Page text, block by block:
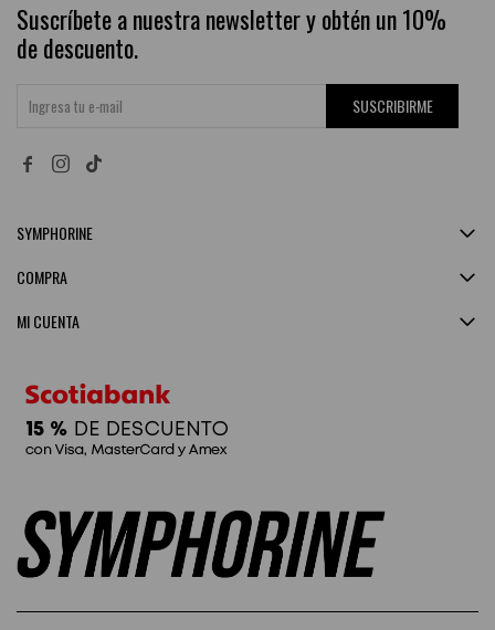
Suscríbete a nuestra newsletter y obtén un 10%
de descuento.
SUSCRIBIRME
 
SYMPHORINE
MI CUENTA
COMPRA